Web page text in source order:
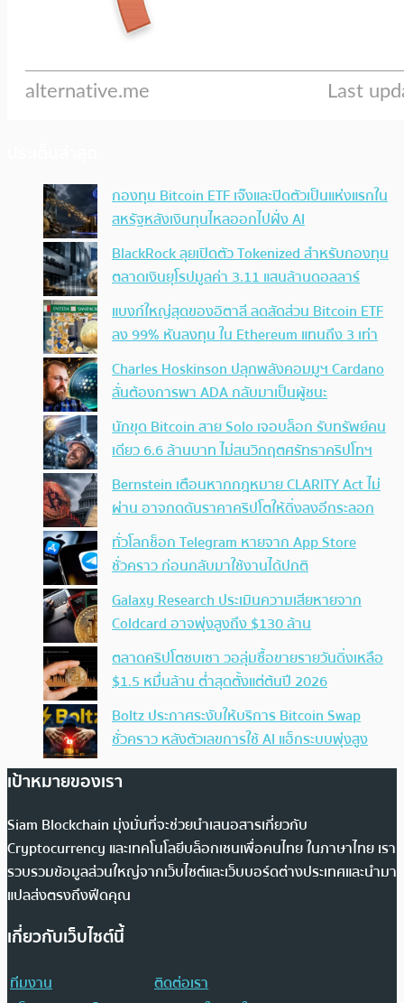
กองทุน Bitcoin ETF เจ๊งและปิดตัวเป็นแห่งแรกใน
สหรัฐหลังเงินทุนไหลออกไปฝั่ง AI
BlackRock ลุยเปิดตัว Tokenized สำหรับกองทุน
ตลาดเงินยุโรปมูลค่า 3.11 แสนล้านดอลลาร์
แบงก์ใหญ่สุดของอิตาลี ลดสัดส่วน Bitcoin ETF
ลง 99% หันลงทุน ใน Ethereum แทนถึง 3 เท่า
Charles Hoskinson ปลุกพลังคอมมูฯ Cardano
ลั่นต้องการพา ADA กลับมาเป็นผู้ชนะ
นักขุด Bitcoin สาย Solo เจอบล็อก รับทรัพย์คน
เดียว 6.6 ล้านบาท ไม่สนวิกฤตศรัทธาคริปโทฯ
Bernstein เตือนหากกฎหมาย CLARITY Act ไม่
ผ่าน อาจกดดันราคาคริปโตให้ดิ่งลงอีกระลอก
ทั่วโลกช็อก Telegram หายจาก App Store
ชั่วคราว ก่อนกลับมาใช้งานได้ปกติ
Galaxy Research ประเมินความเสียหายจาก
Coldcard อาจพุ่งสูงถึง $130 ล้าน
ตลาดคริปโตซบเซา วอลุ่มซื้อขายรายวันดิ่งเหลือ
$1.5 หมื่นล้าน ต่ำสุดตั้งแต่ต้นปี 2026
Boltz ประกาศระงับให้บริการ Bitcoin Swap
ชั่วคราว หลังตัวเลขการใช้ AI แฮ็กระบบพุ่งสูง
เป้าหมายของเรา
Siam Blockchain มุ่งมั่นที่จะช่วยนำเสนอสารเกี่ยวกับ
Cryptocurrency และเทคโนโลยีบล็อกเชนเพื่อคนไทย ในภาษาไทย เรา
รวบรวมข้อมูลส่วนใหญ่จากเว็บไซต์และเว็บบอร์ดต่างประเทศและนำมา
แปลส่งตรงถึงฟีดคุณ
เกี่ยวกับเว็บไซต์นี้
ทีมงาน
ติดต่อเรา